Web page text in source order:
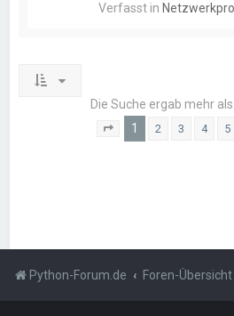
Verfasst in
Die Suche ergab mehr
Seite von 20
1 2 3 4 5
Python-Forum.de Foren-Übersicht